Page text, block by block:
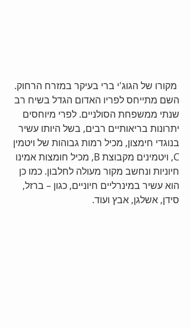
מקורו של הגוג'י ברי בעיקר במזרח הרחוק.
השם מתייחס לפריו האדום הגדל בשיח רב
שנתי ממשפחת הסולניים. לפרי מיוחסים
יתרונות בריאותיים רבים, בשל היותו עשיר
בנוגדי חימצון, מכיל רמות גבוהות של ויטמין
C, ויטמינים מקבוצת B, מכיל חומצות אמינו
חיוניות ונחשב מקור מעולה לחלבון. כמו כן
הוא עשיר במינרליים חיוניים, כגון – ברזל,
סידן, אשלגן, אבץ ועוד.